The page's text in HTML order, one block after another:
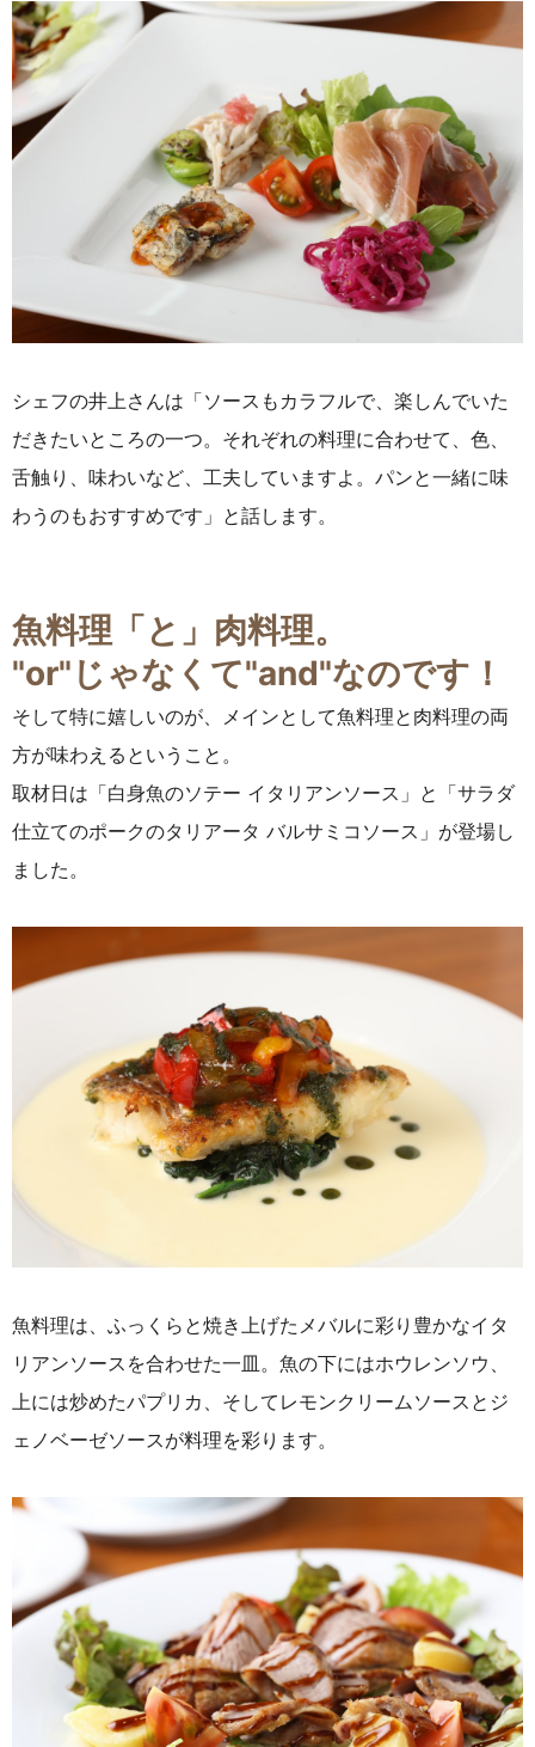
シェフの井上さんは「ソースもカラフルで、楽しんでいた
だきたいところの一つ。それぞれの料理に合わせて、色、
舌触り、味わいなど、工夫していますよ。パンと一緒に味
わうのもおすすめです」と話します。
魚料理「と」肉料理。
"or" じゃなくて"and"なのです！
そして特に嬉しいのが、メインとして魚料理と肉料理の両
方が味わえるということ。
取材日は「白身魚のソテー イタリアンソース」と「サラダ
仕立てのポークのタリアータ バルサミコソース」が登場し
ました。
魚料理は、ふっくらと焼き上げたメバルに彩り豊かなイタ
リアンソースを合わせた一皿。魚の下にはホウレンソウ、
上には炒めたパプリカ、そしてレモンクリームソースとジ
ェノベーゼソースが料理を彩ります。